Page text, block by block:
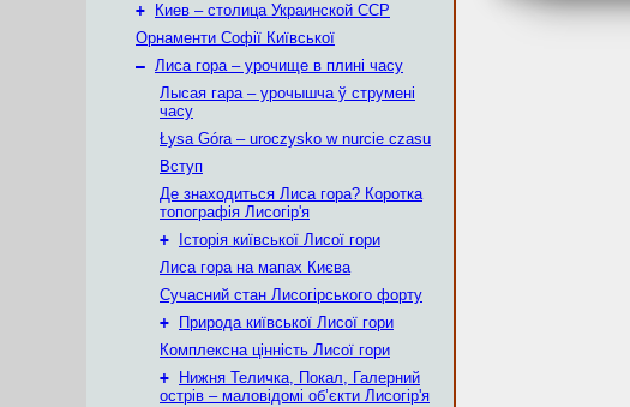
+
Киев – столица Украинской ССР
Орнаменти Софії Київської
– Лиса гора – урочище в плині часу
Лысая гара – урочышча ў струмені
часу
Łysa Góra – uroczysko w nurcie czasu
Вступ
Де знаходиться Лиса гора? Коротка
топографія Лисогір'я
+
Історія київської Лисої гори
Лиса гора на мапах Києва
Сучасний стан Лисогірського форту
+
Природа київської Лисої гори
Комплексна цінність Лисої гори
+
Нижня Теличка, Покал, Галерний
острів – маловідомі об’єкти Лисогір'я